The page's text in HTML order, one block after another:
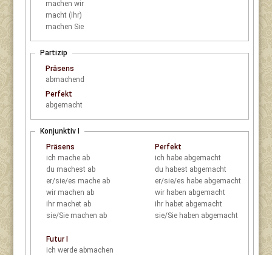
machen wir
macht (ihr)
machen Sie
Partizip
Präsens
abmachend
Perfekt
abgemacht
Konjunktiv I
Präsens
ich mache ab
du machest ab
er/sie/es mache ab
wir machen ab
ihr machet ab
sie/Sie machen ab
Perfekt
ich habe abgemacht
du habest abgemacht
er/sie/es habe abgemacht
wir haben abgemacht
ihr habet abgemacht
sie/Sie haben abgemacht
Futur I
ich werde abmachen